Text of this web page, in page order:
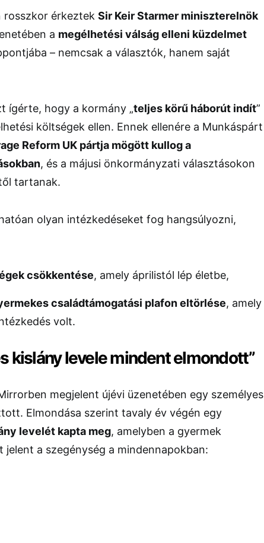
rosszkor érkeztek Sir Keir Starmer miniszterelnök
a megélhetési válság elleni küzdelmet
– nemcsak a választók, hanem saját
ígérte, hogy a kormány „teljes körű háborút indít”
költségek ellen. Ennek ellenére a Munkáspárt
Reform UK pártja mögött kullog a
, és a májusi önkormányzati választásokon
tartanak.
olyan intézkedéseket fog hangsúlyozni,
csökkentése, amely áprilistól lép életbe,
családtámogatási plafon eltörlése, amely
volt.
kislány levele mindent elmondott”
megjelent újévi üzenetében egy személyes
Elmondása szerint tavaly év végén egy
levelét kapta meg, amelyben a gyermek
jelent a szegénység a mindennapokban: